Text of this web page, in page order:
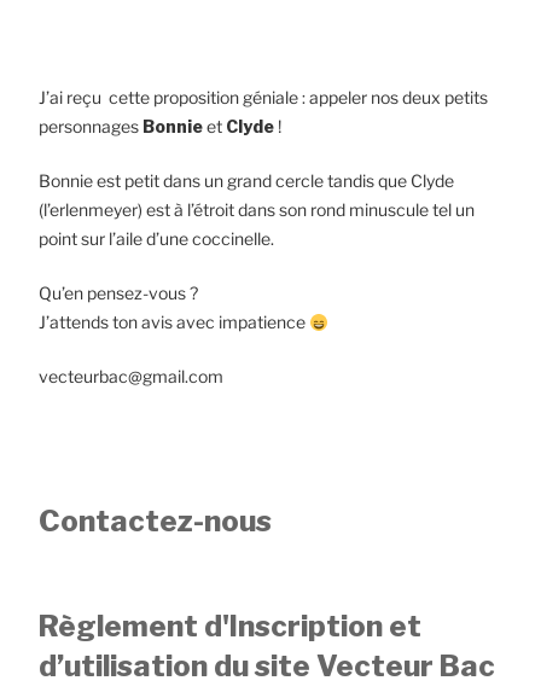
J’ai reçu cette proposition géniale : appeler nos deux petits
personnages Bonnieet Clyde !
Bonnie est petit dans un grand cercle tandis que Clyde
(l’erlenmeyer) est à l’étroit dans son rond minuscule tel un
point sur l’aile d’une coccinelle.
Qu’en pensez-vous ?
J’attends ton avis avec impatience
vecteurbac@gmail.com
Contactez-nous
Règlement d'Inscription et
d’utilisation du site Vecteur Bac